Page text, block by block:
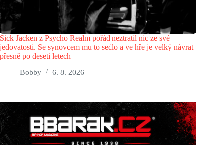
Sick Jacken z Psycho Realm pořád neztratil nic ze své
jedovatosti. Se synovcem mu to sedlo a ve hře je velký návrat
přesně po deseti letech
Bobby
6. 8. 2026